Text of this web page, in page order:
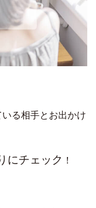
る相手とお出かけ
にチェック ！